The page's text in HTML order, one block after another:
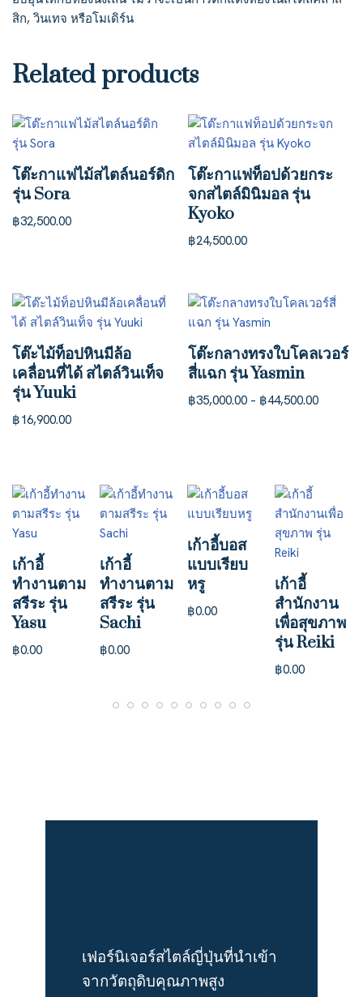
สิก, วินเทจ หรือโมเดิร์น
Related products
โต๊ะกาแฟไม้สไตล์นอร์ดิก
รุ่น Sora
฿32,500.00
โต๊ะกาแฟท็อปด้วยกระ
จกสไตล์มินิมอล รุ่น
Kyoko
฿24,500.00
โต๊ะไม้ท็อปหินมีล้อ
เคลื่อนที่ได้ สไตล์วินเท็จ
รุ่น Yuuki
฿16,900.00
โต๊ะกลางทรงใบโคลเวอร์
สี่แฉก รุ่น Yasmin
฿35,000.00 – ฿44,500.00
เก้าอี้
ทำงานตาม
สรีระ รุ่น
Yasu
฿0.00
เก้าอี้
ทำงานตาม
สรีระ รุ่น
Sachi
฿0.00
เก้าอี้บอส
แบบเรียบ
หรู
฿0.00
เก้าอี้
สำนักงาน
เพื่อสุขภาพ
รุ่น Reiki
฿0.00
เฟอร์นิเจอร์สไตล์ญี่ปุ่นที่นำเข้า
จากวัตถุดิบคุณภาพสูง